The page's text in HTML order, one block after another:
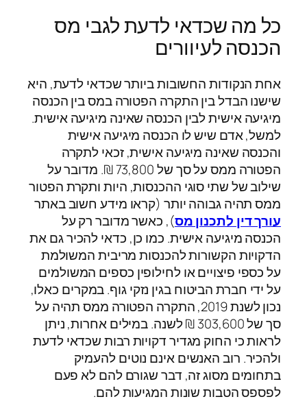
כל מה שכדאי לדעת לגבי מס
הכנסה לעיוורים
אחת הנקודות החשובות ביותר שכדאי לדעת, היא
שישנו הבדל בין התקרה הפטורה במס בין הכנסה
מיגיעה אישית לבין הכנסה שאינה מיגיעה אישית.
למשל, אדם שיש לו הכנסה מיגיעה אישית
והכנסה שאינה מיגיעה אישית, זכאי לתקרה
הפטורה ממס על סך של 73,800 ₪. מדובר על
שילוב של שתי סוגי ההכנסות, היות ותקרת הפטור
ממס תהיה גבוהה יותר (קראו מידע חשוב באתר
עורך דין לתכנון מס), כאשר מדובר רק על
הכנסה מיגיעה אישית. כמו כן, כדאי להכיר גם את
הדקויות הקשורות להכנסות מריבית המשולמת
על כספי פיצויים או לחילופין כספים המשולמים
על ידי חברת הביטוח בגין נזקי גוף. במקרים כאלו,
נכון לשנת 2019, התקרה הפטורה ממס תהיה על
סך של 303,600 ₪ לשנה. במילים אחרות, ניתן
לראות כי החוק מגדיר דקויות רבות שכדאי לדעת
ולהכיר. רוב האנשים אינם נוטים להעמיק
בתחומים מסוג זה, דבר שגורם להם לא פעם
לפספס הטבות שונות המגיעות להם.